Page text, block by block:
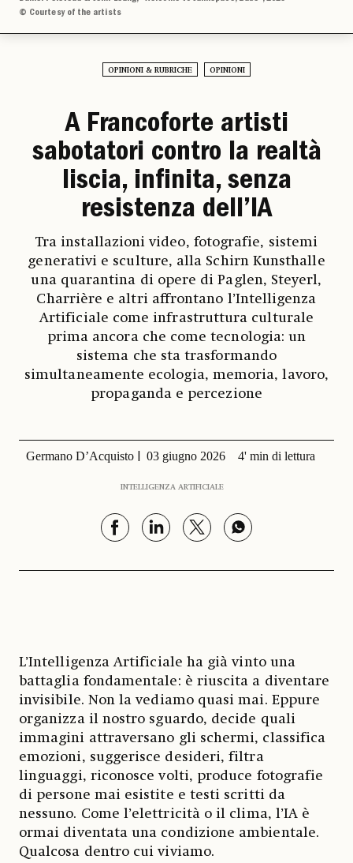
© Courtesy of the artists
OPINIONI & RUBRICHE OPINIONI
A Francoforte artisti
sabotatori contro la realtà
liscia, infinita, senza
resistenza dell’IA
Tra installazioni video, fotografie, sistemi
generativi e sculture, alla Schirn Kunsthalle
una quarantina di opere di Paglen, Steyerl,
Charrière e altri affrontano l’Intelligenza
Artificiale come infrastruttura culturale
prima ancora che come tecnologia: un
sistema che sta trasformando
simultaneamente ecologia, memoria, lavoro,
propaganda e percezione
Germano D’Acquisto 03 giugno 2026 4' min di lettura
INTELLIGENZA ARTIFICIALE
L’Intelligenza Artificiale ha già vinto una
battaglia fondamentale: è riuscita a diventare
invisibile. Non la vediamo quasi mai. Eppure
organizza il nostro sguardo, decide quali
immagini attraversano gli schermi, classifica
emozioni, suggerisce desideri, filtra
linguaggi, riconosce volti, produce fotografie
di persone mai esistite e testi scritti da
nessuno. Come l’elettricità o il clima, l’IA è
ormai diventata una condizione ambientale.
Qualcosa dentro cui viviamo.